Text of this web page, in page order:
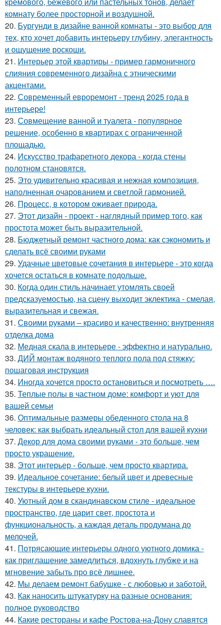
комнату более просторной и воздушной.
20. Бургунди в дизайне ванной комнаты - это выбор для
тех, кто хочет добавить интерьеру глубину, элегантность
и ощущение роскоши.
21. Интерьер этой квартиры - пример гармоничного
слияния современного дизайна с этническими
акцентами.
22. Современный евроремонт - тренд 2025 года в
интерьере!
23. Совмещение ванной и туалета - популярное
решение, особенно в квартирах с ограниченной
площадью.
24. Искусство трафаретного декора - когда стены
полотном становятся.
25. Это удивительно красивая и нежная композиция,
наполненная очарованием и светлой гармонией.
26. Процесс, в котором оживает природа.
27. Этот дизайн - проект - наглядный пример того, как
простота может быть выразительной.
28. Бюджетный ремонт частного дома: как сэкономить и
сделать всё своими руками
29. Удачные цветовые сочетания в интерьере - это когда
хочется остаться в комнате подольше.
30. Когда один стиль начинает утомлять своей
предсказуемостью, на сцену выходит эклектика - смелая,
выразительная и свежая.
31. Своими руками – красиво и качественно: внутренняя
отделка дома
32. Медная скала в интерьере - эффектно и натурально.
33. ДИЙ монтаж водяного теплого пола под стяжку:
пошаговая инструкция
34. Иногда хочется просто остановиться и посмотреть ….
35. Теплые полы в частном доме: комфорт и уют для
вашей семьи
36. Оптимальные размеры обеденного стола на 8
человек: как выбрать идеальный стол для вашей кухни
37. Декор для дома своими руками - это больше, чем
просто украшение.
38. Этот интерьер - больше, чем просто квартира.
39. Идеальное сочетание: белый цвет и древесные
текстуры в интерьере кухни.
40. Уютный дом в скандинавском стиле - идеальное
пространство, где царит свет, простота и
функциональность, а каждая деталь продумана до
мелочей.
41. Потрясающие интерьеры одного уютного домика -
как приглашение замедлиться, вдохнуть глубже и на
мгновение забыть про всё лишнее.
42. Мы делаем ремонт бабушке - с любовью и заботой.
43. Как наносить штукатурку на разные основания:
полное руководство
44. Какие рестораны и кафе Ростова-на-Дону славятся